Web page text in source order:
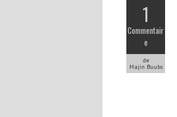
1
Commentair
e
de
Majin Buubs